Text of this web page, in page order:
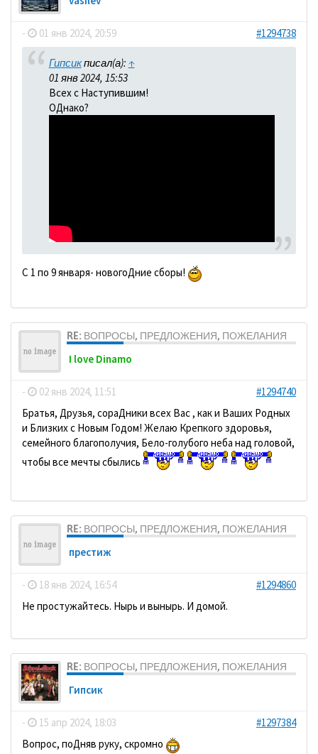
- 01 янв 2024, 20:59 #1294738
Гипсикписал(а): ↑
01 янв 2024, 15:53
Всех с Наступившим!
ОДнако?
С 1 по 9 января- новогоДние сборы!
RE: ВОПРОСЫ, ПРЕДЛОЖЕНИЯ, ПОЖЕЛАНИЯ
I love Dinamo
- 02 янв 2024, 11:51
#1294740
Братья, Друзья, сораДники всех Вас , как и Ваших Родных
и Близких с Новым Годом! Желаю Крепкого здоровья,
семейного благополучия, Бело-голубого неба над головой,
чтобы все мечты сбылись
RE: ВОПРОСЫ, ПРЕДЛОЖЕНИЯ, ПОЖЕЛАНИЯ
престиж
- 18 янв 2024, 16:54
#1294860
Не простужайтесь. Нырь и вынырь. И домой.
RE: ВОПРОСЫ, ПРЕДЛОЖЕНИЯ, ПОЖЕЛАНИЯ
Гипсик
- 15 апр 2024, 18:03
#1297384
Вопрос, поДняв руку, скромно